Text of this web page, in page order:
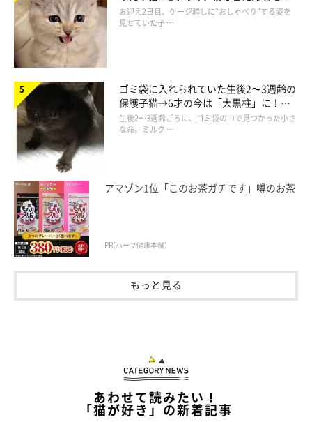
「お願いだ、ぺしゃんこでいてくれよ」
その後、ようやく落ち着いたししまるは、床にゴロン。
その姿は、ふて寝でもしているかようのです。
そんなししまるを見ていたら、あざらしクッションを添い寝させ
てちょっかいを出したくもなります。
ドになるコに成長！
お迎え2日目、ケージ越しに“おしゃべり”する姿を
見せていた子 …
ゴミ袋に入れられていた生後2〜3週齢の
保護子猫→6才の今は「大黒柱」に！
美しい黒猫に成長した姿にグッとくる
生後2〜3週齢ごろに、ゴミ袋の中で見つかった小さ
な命。ミルク …
アマゾン1位「このお茶ガチです」噂のお茶
PR(ハーブ健康本舗)
もっと見る
あわせて読みたい！
「猫が好き」の新着記事